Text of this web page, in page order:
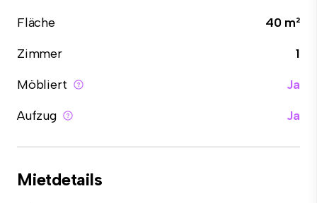
Fläche
40 m²
Zimmer
1
Möbliert
Ja
Aufzug
Ja
Mietdetails